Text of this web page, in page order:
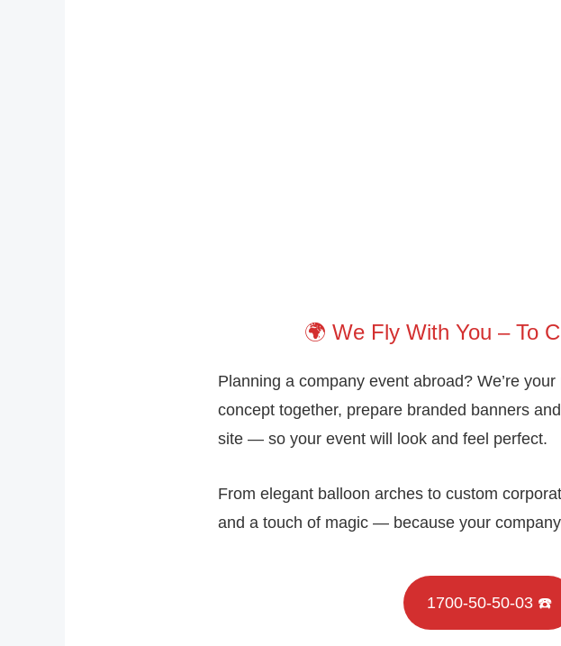
We Fly With You – To
Planning a company event abroad? We’re
concept together, prepare branded banners
site — so your event will look and feel perfect.
From elegant balloon arches to custom
and a touch of magic — because your
☎️ 1700-50-50-03